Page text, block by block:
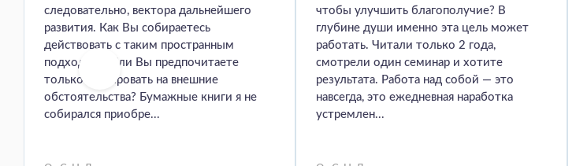
следовательно, вектора дальнейшего
развития. Как Вы собираетесь
действовать с таким пространным
подходом? Или Вы предпочитаете
только реагировать на внешние
обстоятельства? Бумажные книги я не
собирался приобре...
чтобы улучшить благополучие? В
глубине души именно эта цель может
работать. Читали только 2 года,
смотрели один семинар и хотите
результата. Работа над собой — это
навсегда, это ежедневная наработка
устремлен...